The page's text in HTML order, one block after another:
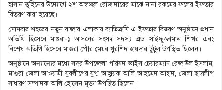
হাসান তুহিনের উদ্যোগে ২শ অস্বচ্ছল রোজাদারের মাঝে নানা রকমের ফলের ইফতার
বিতরণ করা হয়েছে।
সোমবার শহরের নতুন বাজার এলাকায় ব্যাতিক্রমি এ ইফতার বিতরণ অনুষ্ঠানে প্রধান
অতিথি হিসেবে মাগুরা-১ আসনের সংসদ সদস্য এড. সাইফুজ্জামান শিখর এবং
বিশেষ অতিথি হিসেবে মাগুরা পৌর মেয়র খুরশিদ হায়দার টুটুল উপস্থিত ছিলেন।
অনুষ্ঠানে অন্যান্যের মধ্যে সদর উপজেলা পরিষদ ভাইস চেয়ারম্যান রেজাউল ইসলাম,
মাগুরা জেলা আওয়ামী যুবলীগের যুগ্ম আহ্বায়ক আলি আহমেদ আহাদ, জেলা ছাত্রলীগ
সাধারণ সম্পাদক আলি হোসেন মুক্তা উপস্থিত ছিলেন।